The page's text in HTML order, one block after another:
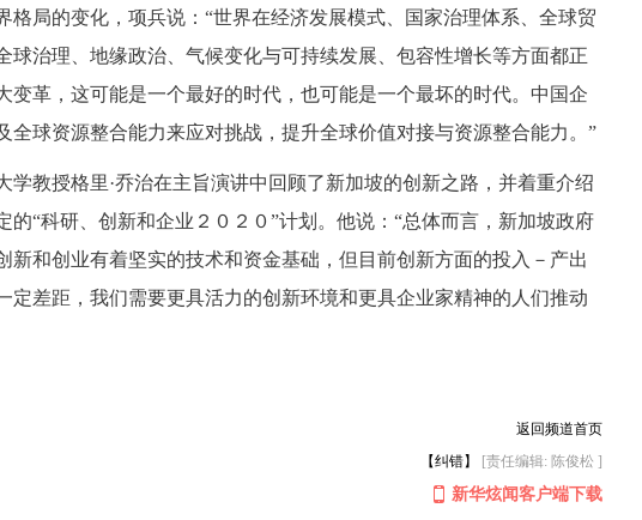
局的变化，项兵说：“世界在经济发展模式、国家治理体系、全球贸
球治理、地缘政治、气候变化与可持续发展、包容性增长等方面都正
变革，这可能是一个最好的时代，也可能是一个最坏的时代。中国企
全球资源整合能力来应对挑战，提升全球价值对接与资源整合能力。”
教授格里·乔治在主旨演讲中回顾了新加坡的创新之路，并着重介绍
的“科研、创新和企业２０２０”计划。他说：“总体而言，新加坡政府
新和创业有着坚实的技术和资金基础，但目前创新方面的投入－产出
定差距，我们需要更具活力的创新环境和更具企业家精神的人们推动
返回频道首页
【纠错】
[责任编辑: 陈俊松 ]
新华炫闻客户端下载